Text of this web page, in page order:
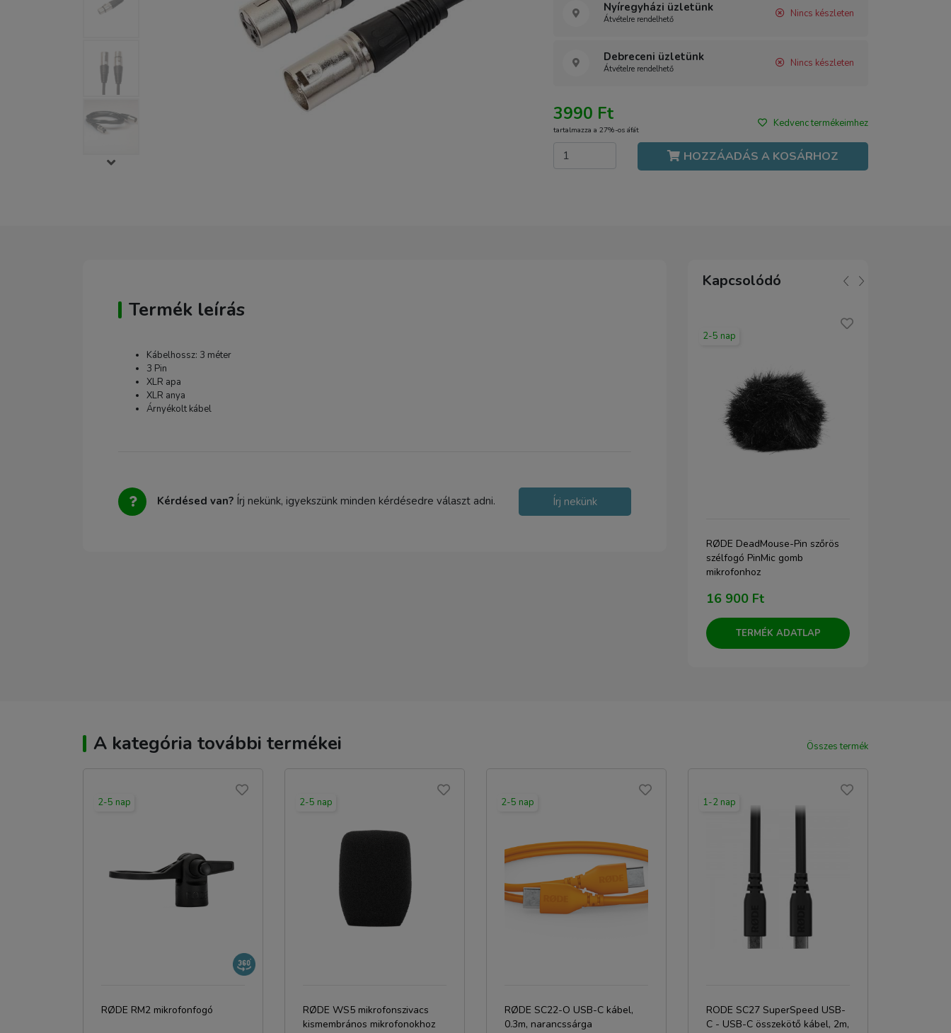
Nyíregyházi üzletünk
Átvételre rendelhető Nincs készleten
Debreceni üzletünk
Átvételre rendelhető Nincs készleten
3990 Ft
tartalmazza a 27%-os áfát
Kedvenc termékeimhez
HOZZÁADÁS A KOSÁRHOZ
Termék leírás
Kábelhossz: 3 méter
3 Pin
XLR apa
XLR anya
Árnyékolt kábel
Kérdésed van? Írj nekünk, igyekszünk minden kérdésedre választ adni. Írj nekünk
Kapcsolódó
2-5 nap
RØDE DeadMouse-Pin szőrös
szélfogó PinMic gomb
mikrofonhoz
16 900 Ft
TERMÉK ADATLAP
A kategória további termékei Összes termék
2-5 nap
RØDE RM2 mikrofonfogó
2-5 nap
RØDE WS5 mikrofonszivacs
kismembrános mikrofonokhoz
2-5 nap
RØDE SC22-O USB-C kábel,
0.3m, narancssárga
1-2 nap
RODE SC27 SuperSpeed USB-
C - USB-C összekötő kábel, 2m,